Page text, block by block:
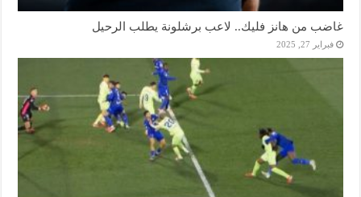
غاضب من هانز فليك.. لاعب برشلونة يطلب الرحيل
فبراير 27, 2025